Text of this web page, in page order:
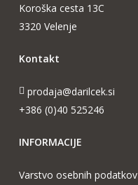
Koroška cesta 13C
3320 Velenje
Kontakt
prodaja@darilcek.si
+386 (0)40 525246
INFORMACIJE
Varstvo osebnih podatkov